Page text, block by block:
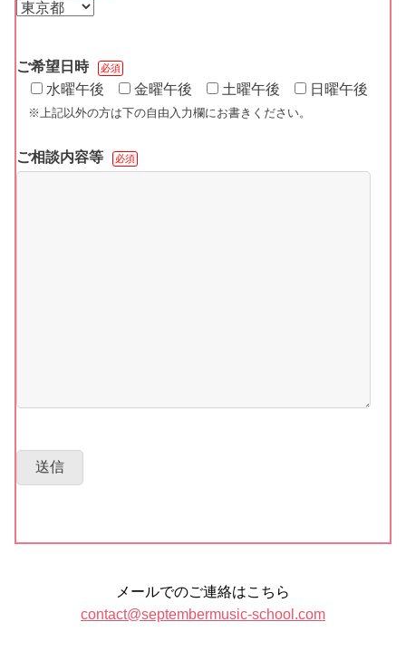
ご希望日時 必須
水曜午後 金曜午後 土曜午後 日曜午後
※上記以外の方は下の自由入力欄にお書きください。
ご相談内容等 必須
メールでのご連絡はこちら
contact@septembermusic-school.com